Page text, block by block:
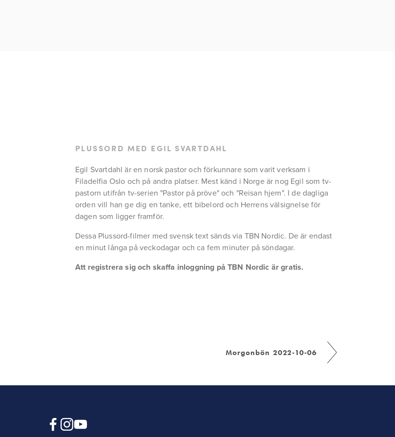
PLUSSORD MED EGIL SVARTDAHL
Egil Svartdahl är en norsk pastor och förkunnare som varit verksam i
Filadelfia Oslo och på andra platser. Mest känd i Norge är nog Egil som tv-
pastorn utifrån tv-serien "Pastor på pröve" och "Reisan hjem". I de dagliga
orden vill han ge dig en tanke, ett bibelord och Herrens välsignelse för
dagen som ligger framför.
Dessa Plussord-filmer med svensk text sänds via TBN Nordic. De är endast
en minut långa på veckodagar och ca fem minuter på söndagar.
Att registrera sig och skaffa inloggning på TBN Nordic är gratis.
Morgonbön 2022-10-06